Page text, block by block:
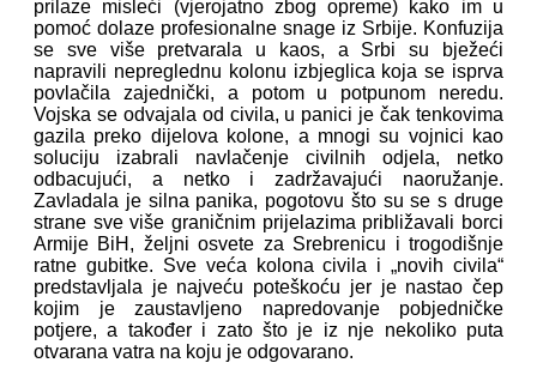
prilaze misleći (vjerojatno zbog opreme) kako im u
pomoć dolaze profesionalne snage iz Srbije. Konfuzija
se sve više pretvarala u kaos, a Srbi su bježeći
napravili nepreglednu kolonu izbjeglica koja se isprva
povlačila zajednički, a potom u potpunom neredu.
Vojska se odvajala od civila, u panici je čak tenkovima
gazila preko dijelova kolone, a mnogi su vojnici kao
soluciju izabrali navlačenje civilnih odjela, netko
odbacujući, a netko i zadržavajući naoružanje.
Zavladala je silna panika, pogotovu što su se s druge
strane sve više graničnim prijelazima približavali borci
Armije BiH, željni osvete za Srebrenicu i trogodišnje
ratne gubitke. Sve veća kolona civila i „novih civila“
predstavljala je najveću poteškoću jer je nastao čep
kojim je zaustavljeno napredovanje pobjedničke
potjere, a također i zato što je iz nje nekoliko puta
otvarana vatra na koju je odgovarano.